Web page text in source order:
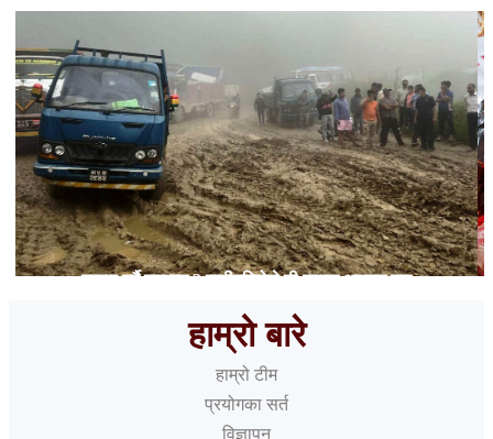
यात्रा गर्दै हुनुहुन्छ ? बाढीपहिरोले यी सडक अवरुद्ध छन्
हाम्रो बारे
हाम्रो टीम
प्रयोगका सर्त
विज्ञापन